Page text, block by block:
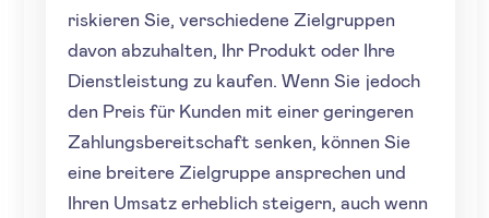
riskieren Sie, verschiedene Zielgruppen
davon abzuhalten, Ihr Produkt oder Ihre
Dienstleistung zu kaufen. Wenn Sie jedoch
den Preis für Kunden mit einer geringeren
Zahlungsbereitschaft senken, können Sie
eine breitere Zielgruppe ansprechen und
Ihren Umsatz erheblich steigern, auch wenn